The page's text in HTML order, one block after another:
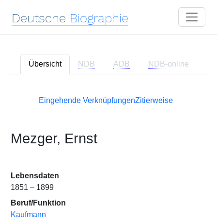
Deutsche Biographie
Übersicht NDB ADB NDB-online
Eingehende VerknüpfungenZitierweise
Mezger, Ernst
Lebensdaten
1851 – 1899
Beruf/Funktion
Kaufmann